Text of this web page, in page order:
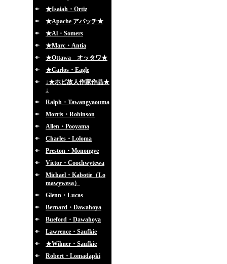
★Isaiah・Ortiz
★Apache アパッチ★
★Al・Somers
★Marc・Antia
★Ottawa オッタワ★
★Carlos・Eagle
↓★ホピ故人作家作品★
↓
Ralph・Tawangyaouma
Morris・Robinson
Allen・Pooyama
Charles・Loloma
Preston・Monongye
Victor・Coochwytewa
Michael・Kabotie（Lo
mawywesa）
Glenn・Lucas
Bernard・Dawahoya
Bueford・Dawahoya
Lawrence・Saufkie
★Wilmer・Saufkie
Robert・Lomadapki